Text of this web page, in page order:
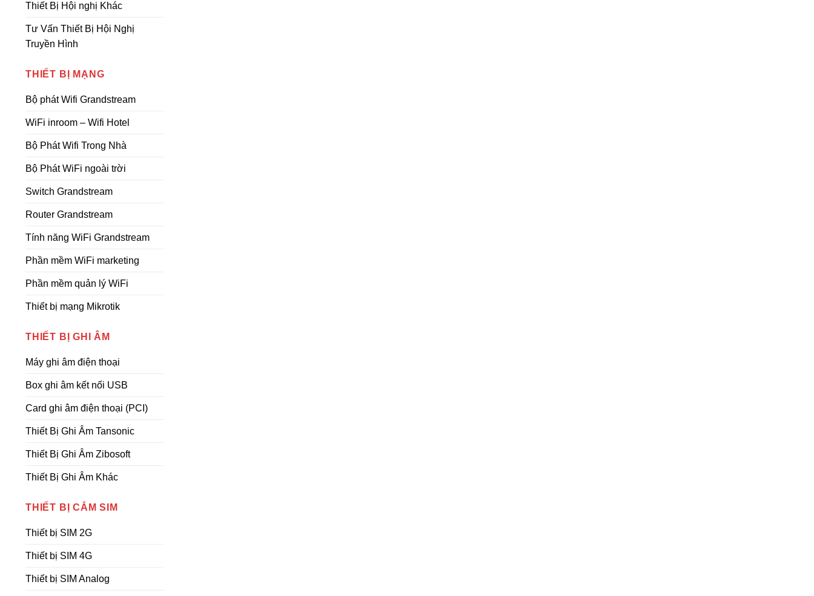
Thiết Bị Hội nghị Khác
Tư Vấn Thiết Bị Hội Nghị
Truyền Hình
THIẾT BỊ MẠNG
Bộ phát Wifi Grandstream
WiFi inroom – Wifi Hotel
Bộ Phát Wifi Trong Nhà
Bộ Phát WiFi ngoài trời
Switch Grandstream
Router Grandstream
Tính năng WiFi Grandstream
Phần mềm WiFi marketing
Phần mềm quản lý WiFi
Thiết bị mạng Mikrotik
THIẾT BỊ GHI ÂM
Máy ghi âm điện thoại
Box ghi âm kết nối USB
Card ghi âm điện thoại (PCI)
Thiết Bị Ghi Âm Tansonic
Thiết Bị Ghi Âm Zibosoft
Thiết Bị Ghi Âm Khác
THIẾT BỊ CẮM SIM
Thiết bị SIM 2G
Thiết bị SIM 4G
Thiết bị SIM Analog